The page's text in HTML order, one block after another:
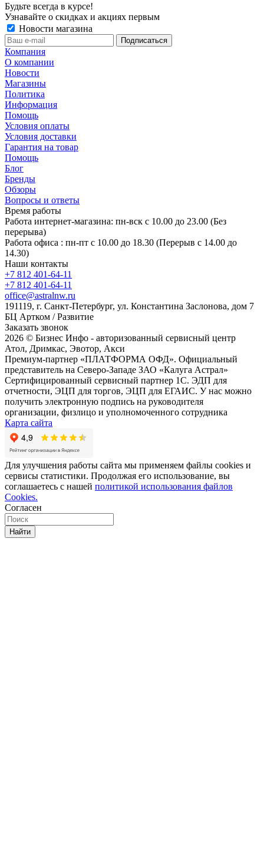
Будьте всегда в курсе!
Узнавайте о скидках и акциях первым
Новости магазина
Компания
О компании
Новости
Магазины
Политика
Информация
Помощь
Условия оплаты
Условия доставки
Гарантия на товар
Помощь
Блог
Бренды
Обзоры
Вопросы и ответы
Время работы
Работа интернет-магазина: пн-вск с 10.00 до 23.00 (Без
перерыва)
Работа офиса : пн-пт с 10.00 до 18.30 (Перерыв с 14.00 до
14.30)
Наши контакты
+7 812 401-64-11
+7 812 401-64-11
office@astralnw.ru
191119, г. Санкт-Петербург, ул. Константина Заслонова, дом 7
БЦ Артком / Развитие
Заказать звонок
2026 © Бизнес Инфо - авторизованный сервисный центр
Атол, Дримкас, Эвотор, Акси
Премиум-партнер «ПЛАТФОРМА ОФД». Официальный
представитель на Северо-Западе ЗАО «Калуга Астрал»
Сертифицированный сервисный партнер 1C. ЭДП для
отчетности, ЭЦП для торгов, ЭЦП для ЕГАИС. У нас можно
получить электронную подпись на руководителя
организации, физлицо и уполномоченного сотрудника
Карта сайта
Для улучшения работы сайта мы применяем файлы cookies и
сервисы статистики. Продолжая его использование, вы
соглашаетесь с нашей политикой использования файлов
Cookies.
Согласен
Найти